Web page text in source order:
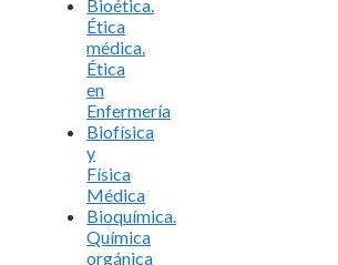
Bioética.
Ética
médica.
Ética
en
Enfermería
Biofísica
y
Física
Médica
Bioquímica.
Química
orgánica